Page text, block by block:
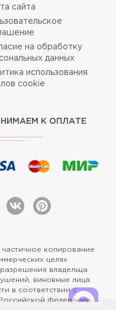
сайта
на обработку
данных
использования
cookie
К ОПЛАТЕ
копирование
целях
владельца
виновные лица
в соответствии с
Федерации.